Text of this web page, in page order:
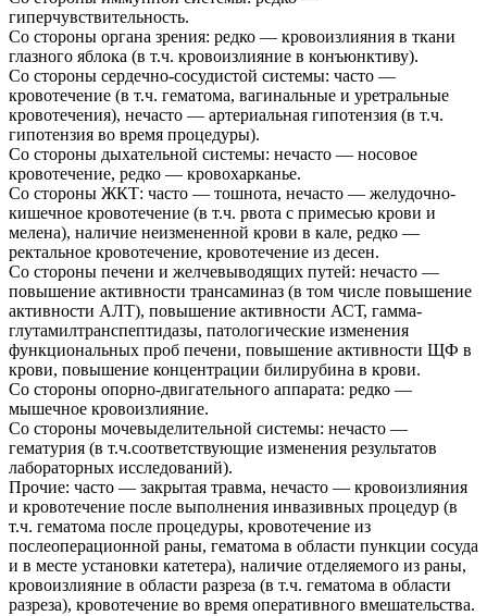
гиперчувствительность.
Со стороны органа зрения: редко — кровоизлияния в ткани
глазного яблока (в т.ч. кровоизлияние в конъюнктиву).
Со стороны сердечно-сосудистой системы: часто —
кровотечение (в т.ч. гематома, вагинальные и уретральные
кровотечения), нечасто — артериальная гипотензия (в т.ч.
гипотензия во время процедуры).
Со стороны дыхательной системы: нечасто — носовое
кровотечение, редко — кровохарканье.
Со стороны ЖКТ: часто — тошнота, нечасто — желудочно-
кишечное кровотечение (в т.ч. рвота с примесью крови и
мелена), наличие неизмененной крови в кале, редко —
ректальное кровотечение, кровотечение из десен.
Со стороны печени и желчевыводящих путей: нечасто —
повышение активности трансаминаз (в том числе повышение
активности АЛТ), повышение активности АСТ, гамма-
глутамилтранспептидазы, патологические изменения
функциональных проб печени, повышение активности ЩФ в
крови, повышение концентрации билирубина в крови.
Со стороны опорно-двигательного аппарата: редко —
мышечное кровоизлияние.
Со стороны мочевыделительной системы: нечасто —
гематурия (в т.ч.соответствующие изменения результатов
лабораторных исследований).
Прочие: часто — закрытая травма, нечасто — кровоизлияния
и кровотечение после выполнения инвазивных процедур (в
т.ч. гематома после процедуры, кровотечение из
послеоперационной раны, гематома в области пункции сосуда
и в месте установки катетера), наличие отделяемого из раны,
кровоизлияние в области разреза (в т.ч. гематома в области
разреза), кровотечение во время оперативного вмешательства.